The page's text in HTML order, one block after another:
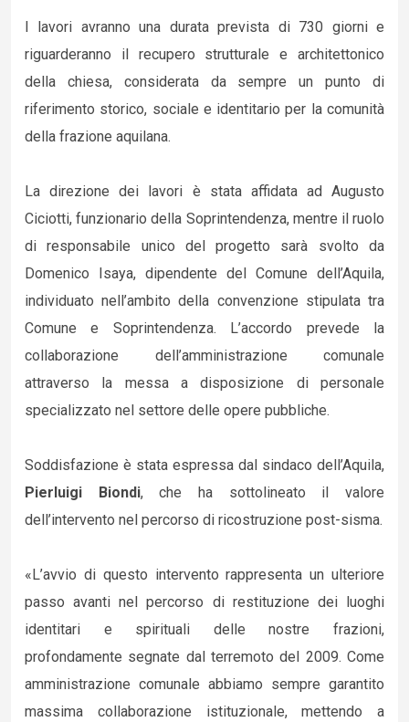
I lavori avranno una durata prevista di 730 giorni e
riguarderanno il recupero strutturale e architettonico
della chiesa, considerata da sempre un punto di
riferimento storico, sociale e identitario per la comunità
della frazione aquilana.
La direzione dei lavori è stata affidata ad Augusto
Ciciotti, funzionario della Soprintendenza, mentre il ruolo
di responsabile unico del progetto sarà svolto da
Domenico Isaya, dipendente del Comune dell’Aquila,
individuato nell’ambito della convenzione stipulata tra
Comune e Soprintendenza. L’accordo prevede la
collaborazione dell’amministrazione comunale
attraverso la messa a disposizione di personale
specializzato nel settore delle opere pubbliche.
Soddisfazione è stata espressa dal sindaco dell’Aquila,
Pierluigi Biondi, che ha sottolineato il valore
dell’intervento nel percorso di ricostruzione post-sisma.
«L’avvio di questo intervento rappresenta un ulteriore
passo avanti nel percorso di restituzione dei luoghi
identitari e spirituali delle nostre frazioni,
profondamente segnate dal terremoto del 2009. Come
amministrazione comunale abbiamo sempre garantito
massima collaborazione istituzionale, mettendo a